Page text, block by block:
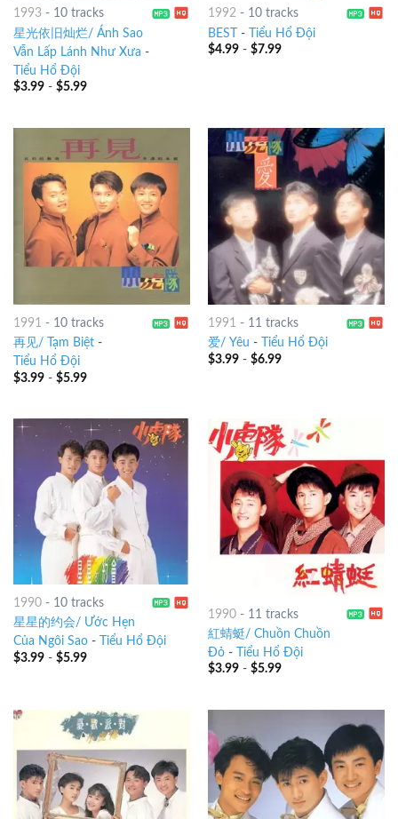
1993- 10 tracks
星光依旧灿烂/ Ánh Sao
Vẫn Lấp Lánh Như Xưa -
Tiểu Hổ Đội
$3.99- $5.99
1992- 10 tracks
BEST
-
Tiểu Hổ Đội
$4.99- $7.99
1991 - 10 tracks
再见/ Tạm Biệt-
Tiểu Hổ Đội
$3.99- $5.99
1991 - 11 tracks
爱/ Yêu -
Tiểu Hổ Đội
$3.99- $6.99
1990- 10 tracks
星星的约会/ Ước Hẹn
Của Ngôi Sao-
Tiểu Hổ Đội
$3.99- $5.99
1990- 11 tracks
紅蜻蜓/ Chuồn Chuồn
Đỏ-
Tiểu Hổ Đội
$3.99- $5.99